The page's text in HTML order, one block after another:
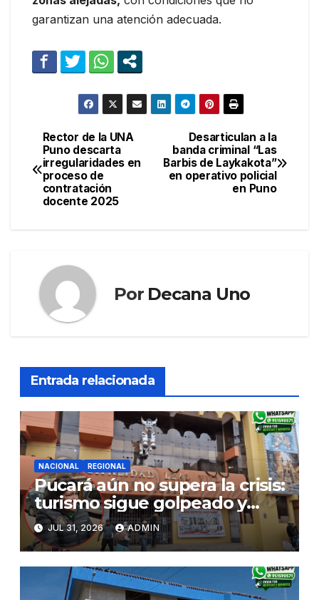
garantizan una atención adecuada.
Navegación
de
entradas
Desarticulan a la
banda criminal “Las
Barbis de Laykakota”
en operativo policial
en Puno
Rector de la UNA
Puno descarta
irregularidades en
proceso de
contratación
docente 2025
Por Decana Uno
Entrada relacionada
NACIONAL REGIONAL
Pucará aún no supera la crisis:
turismo sigue golpeado y
alcaldesa exige al nuevo
Gobierno fondos para obras
paralizadas
JUL 31, 2026 ADMIN